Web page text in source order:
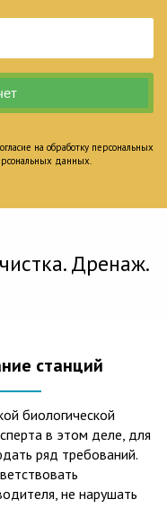
на обработку персональных
данных.
Дренаж.
станций
биологической
в этом деле, для
ряд требований.
не нарушать